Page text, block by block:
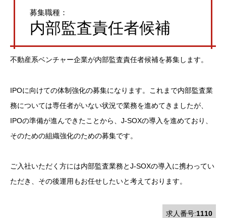
募集職種：
内部監査責任者候補
不動産系ベンチャー企業が内部監査責任者候補を募集します。
IPOに向けての体制強化の募集になります。これまで内部監査業
務については専任者がいない状況で業務を進めてきましたが、
IPOの準備が進んできたことから、J-SOXの導入を進めており、
そのための組織強化のための募集です。
ご入社いただく方には内部監査業務とJ-SOXの導入に携わってい
ただき、その後運用もお任せしたいと考えております。
求人番号:1110